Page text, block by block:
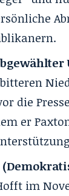
die
er
im